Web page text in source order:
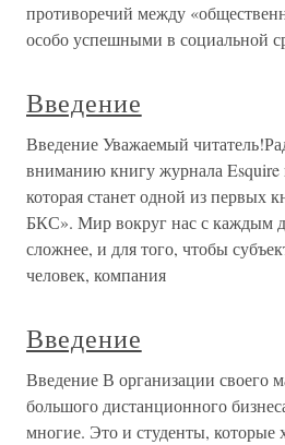
противоречий между
особо успешными в социальной
Введение
Введение Уважаемый
вниманию книгу журнала Esquire
которая станет одной из первых
БКС». Мир вокруг нас с каждым
сложнее, и для того, чтобы
человек, компания
Введение
Введение В организации своего
большого дистанционного
многие. Это и студенты, которые